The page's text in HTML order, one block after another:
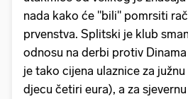
nada kako će "bili" pomrsiti
prvenstva. Splitski je klub
odnosu na derbi protiv
je tako cijena ulaznice za
djecu četiri eura), a za